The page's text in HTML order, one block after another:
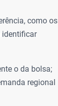
como os
identificar
o da bolsa;
regional